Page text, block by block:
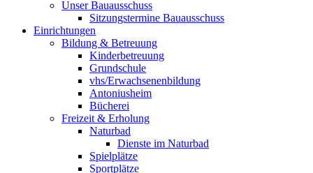
Unser Bauausschuss
Sitzungstermine Bauausschuss
Einrichtungen
Bildung & Betreuung
Kinderbetreuung
Grundschule
vhs/Erwachsenenbildung
Antoniusheim
Bücherei
Freizeit & Erholung
Naturbad
Dienste im Naturbad
Spielplätze
Sportplätze